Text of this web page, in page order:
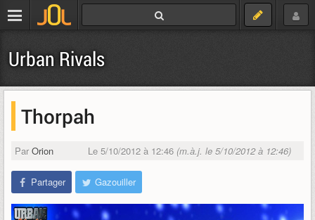
Urban Rivals
Thorpah
Par Orion Le 5/10/2012 à 12:46 (m.à.j. le 5/10/2012 à 12:46)
Partager Gazouiller